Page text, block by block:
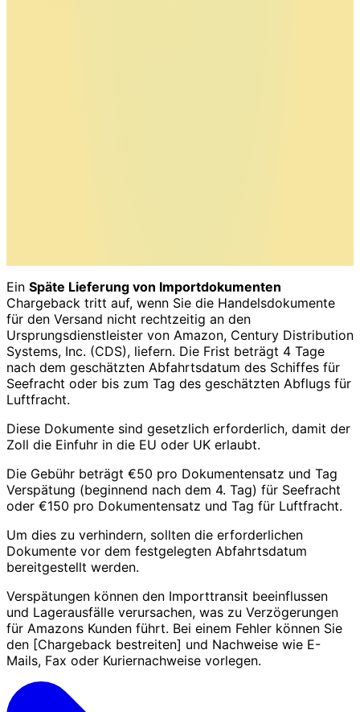
Ein Späte Lieferung von Importdokumenten
Chargeback tritt auf, wenn Sie die Handelsdokumente
für den Versand nicht rechtzeitig an den
Ursprungsdienstleister von Amazon, Century Distribution
Systems, Inc. (CDS), liefern. Die Frist beträgt 4 Tage
nach dem geschätzten Abfahrtsdatum des Schiffes für
Seefracht oder bis zum Tag des geschätzten Abflugs für
Luftfracht.
Diese Dokumente sind gesetzlich erforderlich, damit der
Zoll die Einfuhr in die EU oder UK erlaubt.
Die Gebühr beträgt €50 pro Dokumentensatz und Tag
Verspätung (beginnend nach dem 4. Tag) für Seefracht
oder €150 pro Dokumentensatz und Tag für Luftfracht.
Um dies zu verhindern, sollten die erforderlichen
Dokumente vor dem festgelegten Abfahrtsdatum
bereitgestellt werden.
Verspätungen können den Importtransit beeinflussen
und Lagerausfälle verursachen, was zu Verzögerungen
für Amazons Kunden führt. Bei einem Fehler können Sie
den [Chargeback bestreiten] und Nachweise wie E-
Mails, Fax oder Kuriernachweise vorlegen.